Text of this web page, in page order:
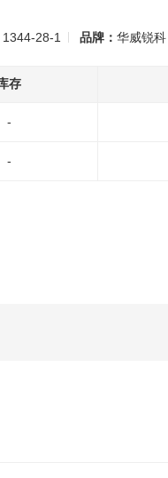
1344-28-1 品牌： 华威锐科
存
-
-